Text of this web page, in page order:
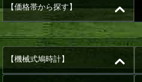
【価格帯から探す】
【機械式鳩時計】